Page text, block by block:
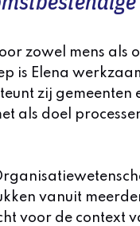
zowel mens als
is Elena
zij gemeenten
als doel
vanuit
voor de context